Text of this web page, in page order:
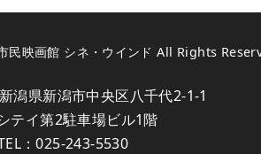
民映画館 シネ・ウインド All Rights
潟県新潟市中央区八千代2-1-1
テイ第2駐車場ビル1階
：025-243-5530